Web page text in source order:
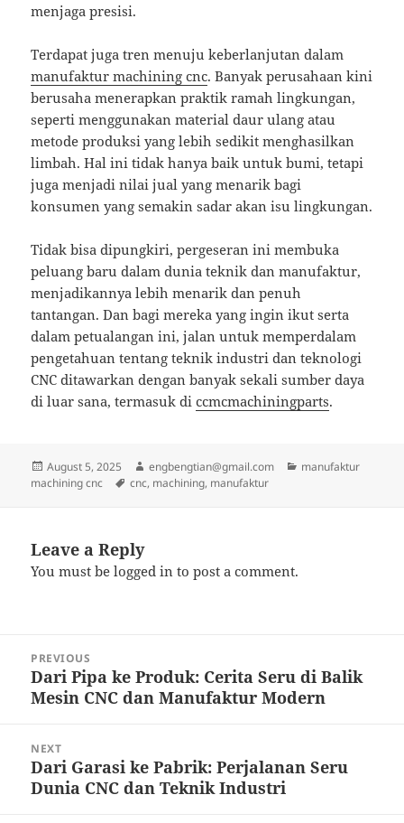
menjaga presisi.
Terdapat juga tren menuju keberlanjutan dalam
manufaktur machining cnc. Banyak perusahaan kini
berusaha menerapkan praktik ramah lingkungan,
seperti menggunakan material daur ulang atau
metode produksi yang lebih sedikit menghasilkan
limbah. Hal ini tidak hanya baik untuk bumi, tetapi
juga menjadi nilai jual yang menarik bagi
konsumen yang semakin sadar akan isu lingkungan.
Tidak bisa dipungkiri, pergeseran ini membuka
peluang baru dalam dunia teknik dan manufaktur,
menjadikannya lebih menarik dan penuh
tantangan. Dan bagi mereka yang ingin ikut serta
dalam petualangan ini, jalan untuk memperdalam
pengetahuan tentang teknik industri dan teknologi
CNC ditawarkan dengan banyak sekali sumber daya
di luar sana, termasuk diccmcmachiningparts.
Posted
on
August 5, 2025 Author
engbengtian@gmail.com Categories
manufaktur
machining cnc
Tags
cnc, machining, manufaktur
Leave a Reply
You must belogged in to post a comment.
navigation
PREVIOUS
Previous
post:
Dari Pipa ke Produk: Cerita Seru di Balik
Mesin CNC dan Manufaktur Modern
NEXT
Next
post:
Dari Garasi ke Pabrik: Perjalanan Seru
Dunia CNC dan Teknik Industri